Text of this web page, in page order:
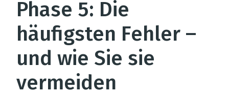
Phase 5: Die
häufigsten Fehler –
und wie Sie sie
vermeiden